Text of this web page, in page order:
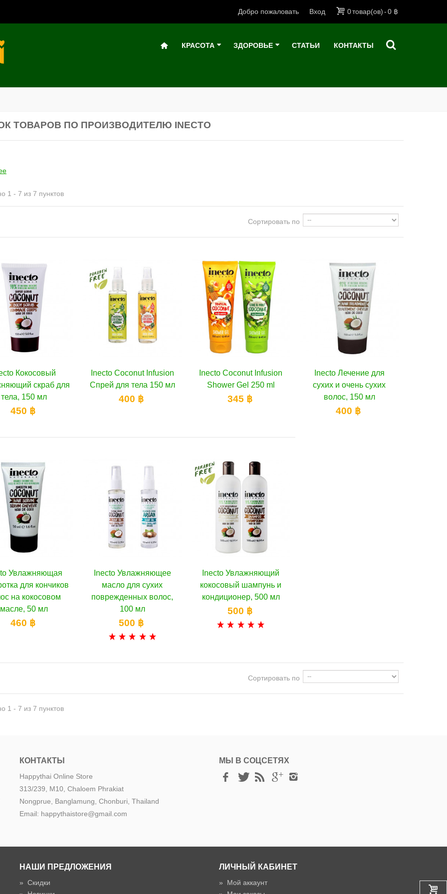
0товар(ов)-0 ฿
Добро пожаловать Вход
КРАСОТА ЗДОРОВЬЕ СТАТЬИ КОНТАКТЫ
ТОВАРОВ ПО ПРОИЗВОДИТЕЛЮ INECTO
1 - 7 из 7 пунктов
Сортировать по
В корзину
Кокосовый
скраб для
тела, 150 мл
450 ฿
Добавить в избранное
Inecto Coconut Infusion
Спрей для тела 150 мл
400 ฿
Добавить в избранное
Inecto Coconut Infusion
Shower Gel 250 ml
345 ฿
В корзину
Inecto Лечение для
сухих и очень сухих
волос, 150 мл
400 ฿
В корзину
Увлажняющая
для кончиков
на кокосовом
масле, 50 мл
460 ฿
Добавить в избранное
Inecto Увлажняющее
масло для сухих
поврежденных волос,
100 мл
500 ฿
Добавить в избранное
Inecto Увлажняющий
кокосовый шампунь и
кондиционер, 500 мл
500 ฿
Сортировать по
1 - 7 из 7 пунктов
КОНТАКТЫ
Happythai Online Store
313/239, M10, Chaloem Phrakiat
Nongprue, Banglamung, Chonburi, Thailand
Email: happythaistore@gmail.com
МЫ В СОЦСЕТЯХ
НАШИ ПРЕДЛОЖЕНИЯ
» Скидки
ЛИЧНЫЙ КАБИНЕТ
» Мой аккаунт